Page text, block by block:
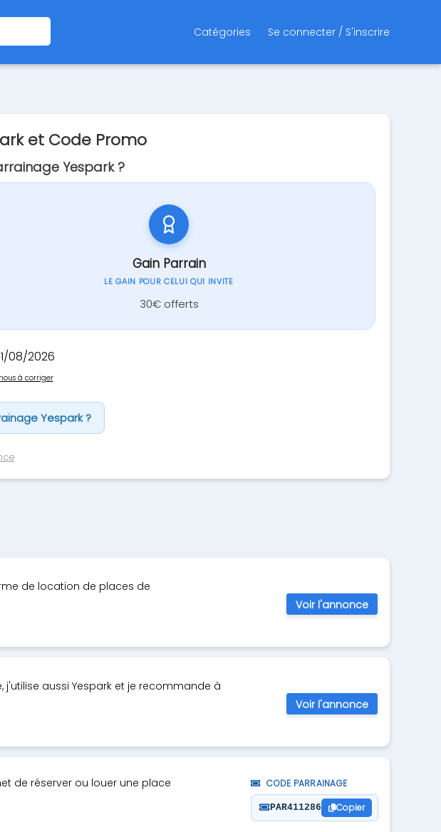
Catégories Se connecter / S'inscrire
et Code Promo
Yespark ?
Gain Parrain
LE GAIN POUR CELUI QUI INVITE
30€ offerts
08/2026
à corriger
Yespark ?
de location de places de
Voir l'annonce
aussi Yespark et je recommande à
Voir l'annonce
de réserver ou louer une place
CODE PARRAINAGE
PAR411286 Copier